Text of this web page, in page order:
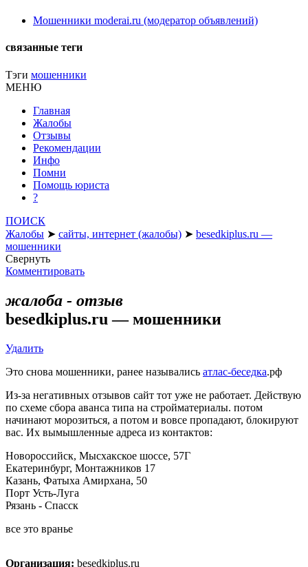
Мошенники moderai.ru (модератор объявлений)
связанные теги
Тэги мошенники
МЕНЮ
Главная
Жалобы
Отзывы
Рекомендации
Инфо
Помни
Помощь юриста
?
ПОИСК
Жалобы ➤ сайты, интернет (жалобы) ➤ besedkiplus.ru —
мошенники
Свернуть
Комментировать
жалоба - отзыв
besedkiplus.ru — мошенники
Удалить
Это снова мошенники, ранее назывались атлас-беседка.рф
Из-за негативных отзывов сайт тот уже не работает. Действую
по схеме сбора аванса типа на стройматериалы. потом
начинают морозиться, а потом и вовсе пропадают, блокируют
вас. Их вымышленные адреса из контактов:
Новороссийск, Мысхакское шоссе, 57Г
Екатеринбург, Монтажников 17
Казань, Фатыха Амирхана, 50
Порт Усть-Луга
Рязань - Спасск
все это вранье
Организация: besedkiplus.ru